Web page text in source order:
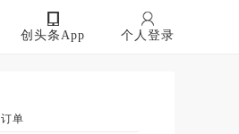
创头条App 个人登录
订单